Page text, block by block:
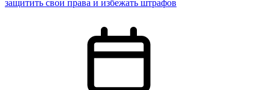
защитить свои права и избежать штрафов